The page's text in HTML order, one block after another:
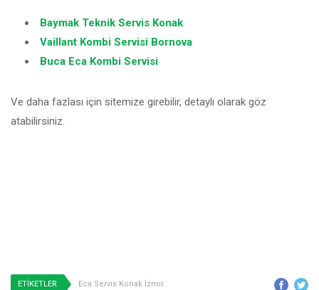
Baymak Teknik Servis Konak
Vaillant Kombi Servisi Bornova
Buca Eca Kombi Servisi
Ve daha fazlası için sitemize girebilir, detaylı olarak göz
atabilirsiniz.
ETİKETLER Eca Servis Konak İzmir